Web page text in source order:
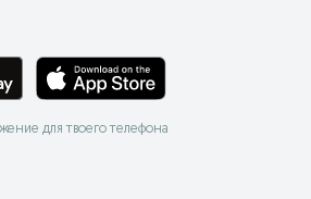
для твоего телефона